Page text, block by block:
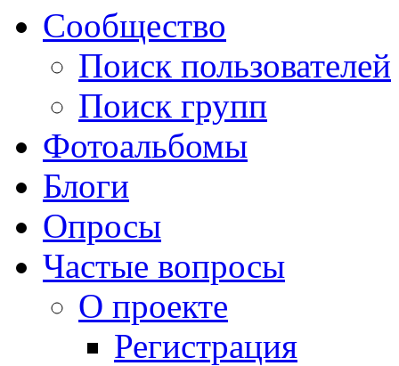
Сообщество
Поиск пользователей
Поиск групп
Фотоальбомы
Блоги
Опросы
Частые вопросы
О проекте
Регистрация